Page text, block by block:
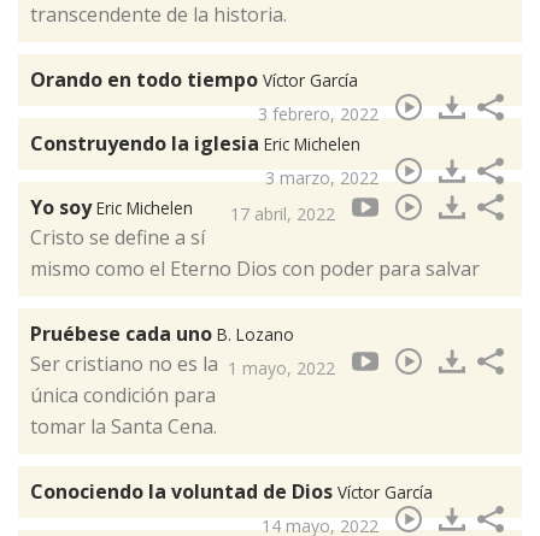
transcendente de la historia.
Orando en todo tiempo Víctor García
3 febrero, 2022
Construyendo la iglesia Eric Michelen
3 marzo, 2022
Yo soyEric Michelen 17 abril, 2022
Cristo se define a sí
mismo como el Eterno Dios con poder para salvar
Pruébese cada uno B. Lozano
1 mayo, 2022
Ser cristiano no es la
única condición para
tomar la Santa Cena.
Conociendo la voluntad de Dios Víctor García
14 mayo, 2022